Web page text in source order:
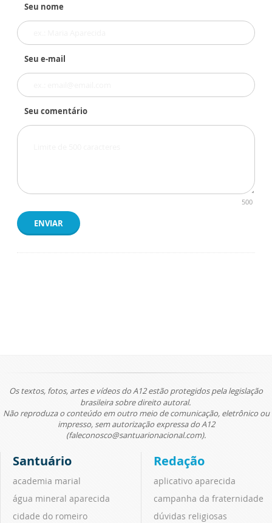
Seu nome
Seu e-mail
Seu comentário
500
ENVIAR
Os textos, fotos, artes e vídeos do A12 estão protegidos pela legislação
brasileira sobre direito autoral.
Não reproduza o conteúdo em outro meio de comunicação, eletrônico ou
impresso, sem autorização expressa do A12
(faleconosco@santuarionacional.com).
Santuário
academia marial
água mineral aparecida
cidade do romeiro
Redação
aplicativo aparecida
campanha da fraternidade
dúvidas religiosas